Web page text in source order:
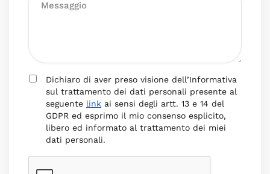
Dichiaro di aver preso visione dell’Informativa
sul trattamento dei dati personali presente al
seguente link ai sensi degli artt. 13 e 14 del
GDPR ed esprimo il mio consenso esplicito,
libero ed informato al trattamento dei miei
dati personali.